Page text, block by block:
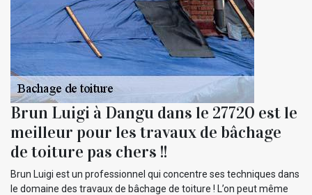
Brun Luigi à Dangu dans le 27720 est le
meilleur pour les travaux de bâchage
de toiture pas chers !!
Brun Luigi est un professionnel qui concentre ses techniques dans
le domaine des travaux de bâchage de toiture ! L’on peut même